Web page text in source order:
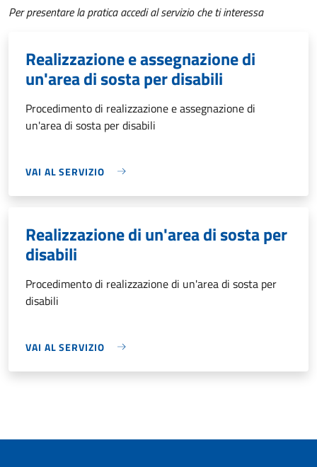
Per presentare la pratica accedi al servizio che ti interessa
Realizzazione e assegnazione di
un'area di sosta per disabili
Procedimento di realizzazione e assegnazione di
un'area di sosta per disabili
VAI AL SERVIZIO
Realizzazione di un'area di sosta per
disabili
Procedimento di realizzazione di un'area di sosta per
disabili
VAI AL SERVIZIO